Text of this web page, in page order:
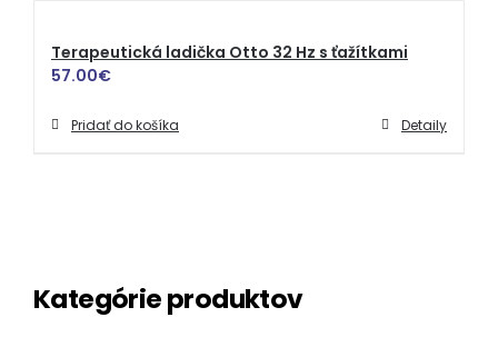
Terapeutická ladička Otto 32 Hz s ťažítkami
57.00€
Pridať do košíka Detaily
Kategórie produktov